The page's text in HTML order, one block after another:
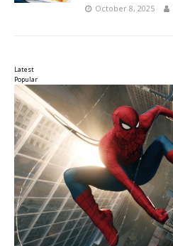
October 8, 2025
Latest
Popular